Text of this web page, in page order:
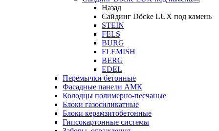
Назад
Сайдинг Döcke LUX под камень
STEIN
FELS
BURG
FLEMISH
BERG
EDEL
Перемычки бетонные
Фасадные панели АМК
Колодцы полимерно-песчаные
Блоки газосиликатные
Блоки керамзитобетонные
Гипсокартонные системы